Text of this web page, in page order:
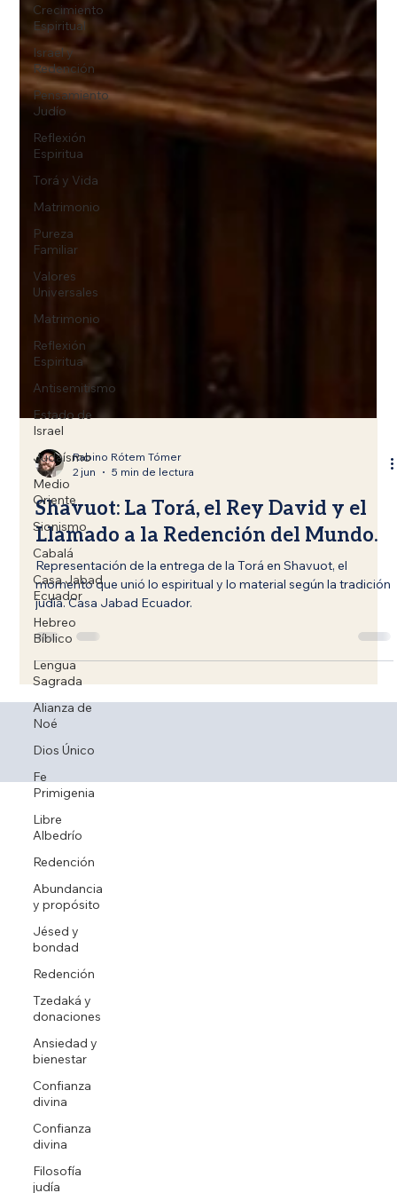
Crecimiento
Espiritual
Israel y
Redención
Pensamiento
Judío
Reflexión
Espiritua
Torá y Vida
Matrimonio
Pureza
Familiar
Valores
Universales
Matrimonio
Reflexión
Espiritua
Antisemitismo
Estado de
Israel
Judaísmo
Medio
Oriente
Sionismo
Cabalá
Casa Jabad
Ecuador
Hebreo
Bíblico
Lengua
Sagrada
Alianza de
Noé
Dios Único
Fe
Primigenia
Libre
Albedrío
Redención
Abundancia
y propósito
Jésed y
bondad
Redención
Tzedaká y
donaciones
Ansiedad y
bienestar
Confianza
divina
Confianza
divina
Filosofía
judía
2 jun
5 min de lectura
Shavuot: La Torá, el Rey David y el
Llamado a la Redención del Mundo.
Representación de la entrega de la Torá en Shavuot, el
momento que unió lo espiritual y lo material según la tradición
judía. Casa Jabad Ecuador.